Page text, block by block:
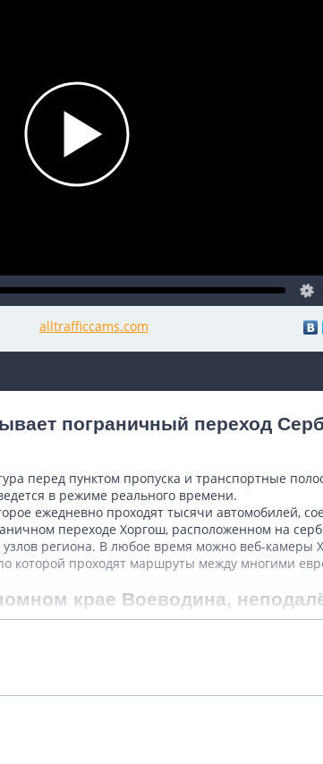
alltrafficcams.com
пограничный переход
перед пунктом пропуска и транспортные
в режиме реального времени.
ежедневно проходят тысячи автомобилей,
переходе Хоргош, расположенном на
региона. В любое время можно веб-камеры
которой проходят маршруты между многими
крае Воеводина,
соединяет юг континента с его